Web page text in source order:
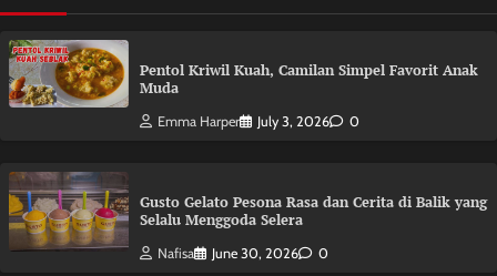
Pentol Kriwil Kuah, Camilan Simpel Favorit Anak
Muda
Emma Harper July 3, 2026 0
Gusto Gelato Pesona Rasa dan Cerita di Balik yang
Selalu Menggoda Selera
Nafisa June 30, 2026 0